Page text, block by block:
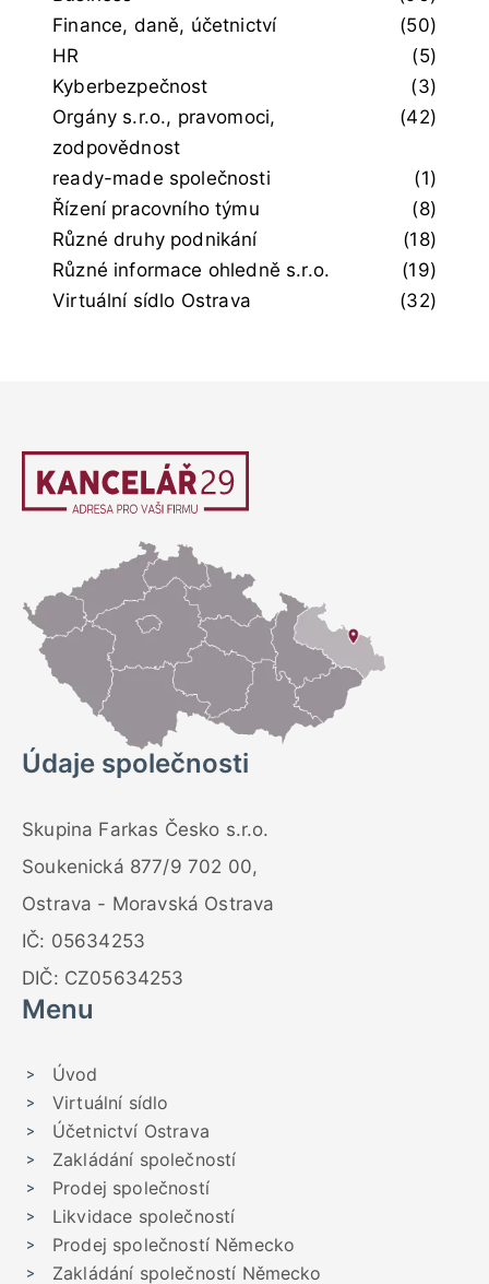
Finance, daně, účetnictví
(50)
HR
(5)
Kyberbezpečnost
(3)
Orgány s.r.o., pravomoci,
zodpovědnost
(42)
ready-made společnosti
(1)
Řízení pracovního týmu
(8)
Různé druhy podnikání
(18)
Různé informace ohledně s.r.o.
(19)
Virtuální sídlo Ostrava
(32)
Údaje společnosti
Skupina Farkas Česko s.r.o.
Soukenická 877/9 702 00,
Ostrava - Moravská Ostrava
IČ: 05634253
DIČ: CZ05634253
Menu
Úvod
Virtuální sídlo
Účetnictví Ostrava
Zakládání společností
Prodej společností
Likvidace společností
Prodej společností Německo
Zakládání společností Německo